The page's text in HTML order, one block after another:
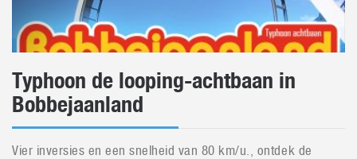
Typhoon de looping-achtbaan in
Bobbejaanland
Vier inversies en een snelheid van 80 km/u., ontdek de